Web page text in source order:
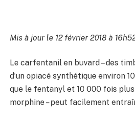
Mis à jour le 12 février 2018 à
Le carfentanil en buvard – des
d’un opiacé synthétique environ
que le fentanyl et 10 000 fois
morphine – peut facilement